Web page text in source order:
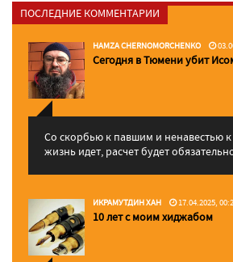
ПОСЛЕДНИЕ КОММЕНТАРИИ
HAMZA CHERNOMORCHENKO
Сегодня в Тюмени убит
Со скорбью к павшим и ненавестью
жизнь идет, расчет будет
ИКРАМУТДИН ХАН 17.04.2025,
10 лет с моим хиджабом